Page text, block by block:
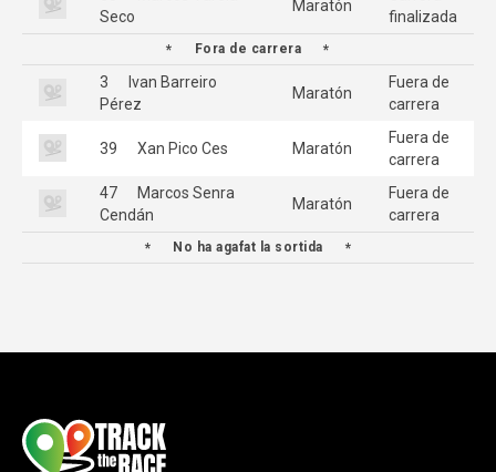
Seco
Maratón
finalizada
Fora de carrera
3
Ivan Barreiro
Pérez
Maratón
Fuera de
carrera
39 Xan Pico Ces Maratón
Fuera de
carrera
47
Marcos Senra
Cendán
Maratón
Fuera de
carrera
No ha agafat la sortida